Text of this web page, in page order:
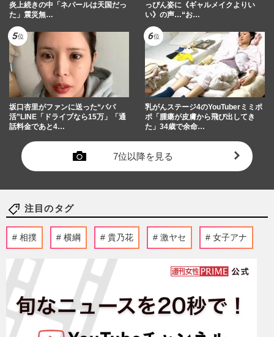
炎上続きの中「ネパールは天国だっ
た」震災無…
っぴん姿に《ギャルメイクよりい
い》の声…“お…
坂口杏里がファンに送った“パパ
活”LINE「ドライブなら15万」「通
話料金であと4…
乳がんステージ4のYouTuberミミポ
ポ「腫瘍が皮膚から飛び出してき
た」34歳で余命…
7位以降を見る
注目のタグ
相撲 横綱 貴乃花 激ヤセ 女子アナ